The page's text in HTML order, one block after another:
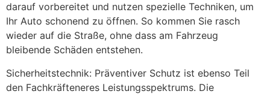
darauf vorbereitet und nutzen spezielle Techniken, um
Ihr Auto schonend zu öffnen. So kommen Sie rasch
wieder auf die Straße, ohne dass am Fahrzeug
bleibende Schäden entstehen.
Sicherheitstechnik: Präventiver Schutz ist ebenso Teil
den Fachkräfteneres Leistungsspektrums. Die